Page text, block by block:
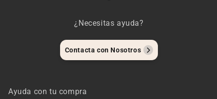
¿Necesitas ayuda?
Contacta con Nosotros
Ayuda con tu compra